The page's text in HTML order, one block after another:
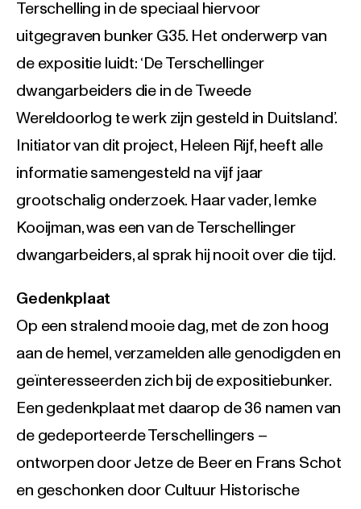
Terschelling in de speciaal hiervoor
uitgegraven bunker G35. Het onderwerp van
de expositie luidt: ‘De Terschellinger
dwangarbeiders die in de Tweede
Wereldoorlog te werk zijn gesteld in Duitsland’.
Initiator van dit project, Heleen Rijf, heeft alle
informatie samengesteld na vijf jaar
grootschalig onderzoek. Haar vader, Iemke
Kooijman, was een van de Terschellinger
dwangarbeiders, al sprak hij nooit over die tijd.
Gedenkplaat
Op een stralend mooie dag, met de zon hoog
aan de hemel, verzamelden alle genodigden en
geïnteresseerden zich bij de expositiebunker.
Een gedenkplaat met daarop de 36 namen van
de gedeporteerde Terschellingers –
ontworpen door Jetze de Beer en Frans Schot
en geschonken door Cultuur Historische